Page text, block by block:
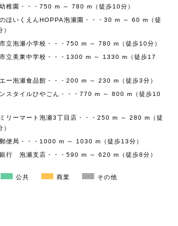
稚園・・・750 m ～ 780 m（徒歩10分）
ほいくえんHOPPA泡瀬園・・・30 m ～ 60 m（徒
）
立泡瀬小学校・・・750 m ～ 780 m（徒歩10分）
立美東中学校・・・1300 m ～ 1330 m（徒歩17
ー泡瀬食品館・・・200 m ～ 230 m（徒歩3分）
スタイルひやごん・・・770 m ～ 800 m（徒歩10
リーマート泡瀬3丁目店・・・250 m ～ 280 m（徒
）
便局・・・1000 m ～ 1030 m（徒歩13分）
行 泡瀬支店・・・590 m ～ 620 m（徒歩8分）
公共 商業 その他